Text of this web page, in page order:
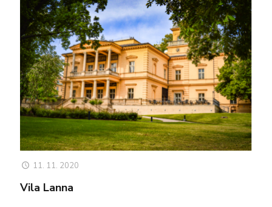
11. 11. 2020
Vila Lanna